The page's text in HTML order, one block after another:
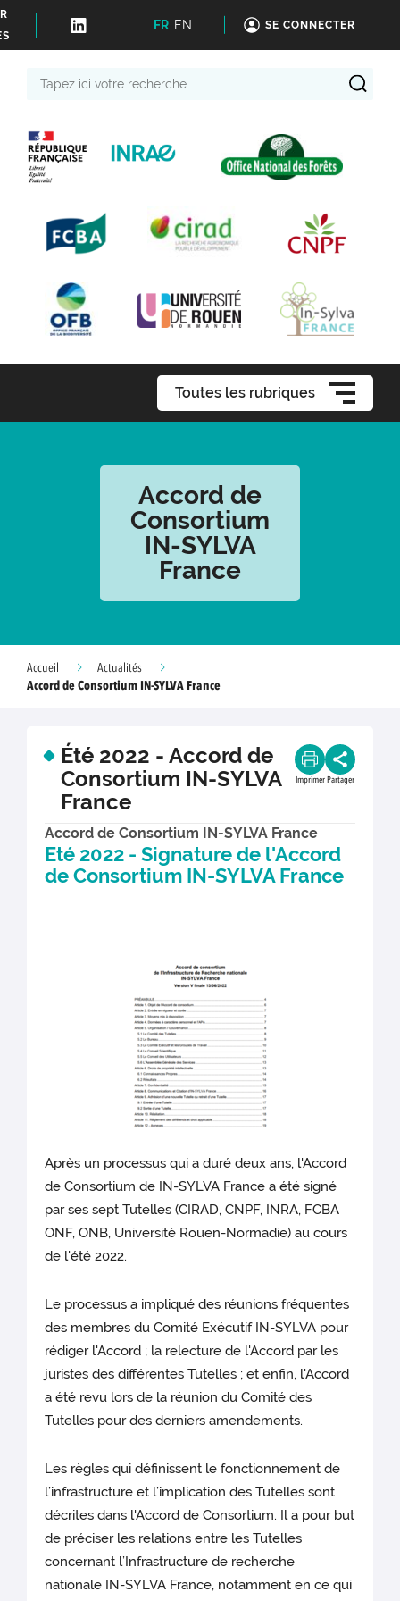
FR EN SE CONNECTER
Toutes les rubriques
Accord de
Consortium
IN-SYLVA
France
Accueil
Actualités
Accord de Consortium IN-SYLVA France
Été 2022 - Accord de
Consortium IN-SYLVA
France
Imprimer Partager
Accord de Consortium IN-SYLVA France
Eté 2022 - Signature de l'Accord
de Consortium IN-SYLVA France
Après un processus qui a duré deux ans, l'Accord
de Consortium de IN-SYLVA France a été signé
par ses sept Tutelles (CIRAD, CNPF, INRA, FCBA
ONF, ONB, Université Rouen-Normadie) au cours
de l'été 2022.
Le processus a impliqué des réunions fréquentes
des membres du Comité Exécutif IN-SYLVA pour
rédiger l'Accord ; la relecture de l'Accord par les
juristes des différentes Tutelles ; et enfin, l'Accord
a été revu lors de la réunion du Comité des
Tutelles pour des derniers amendements.
Les règles qui définissent le fonctionnement de
l’infrastructure et l’implication des Tutelles sont
décrites dans l'Accord de Consortium. Il a pour but
de préciser les relations entre les Tutelles
concernant l’Infrastructure de recherche
nationale IN-SYLVA France, notamment en ce qui